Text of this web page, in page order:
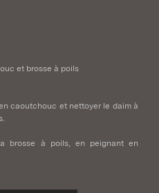
et brosse à poils
caoutchouc et nettoyer le daim à
brosse à poils, en peignant en